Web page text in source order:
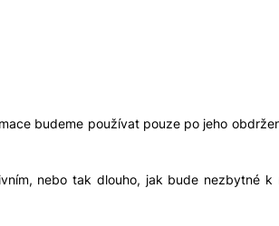
budeme používat pouze po jeho
nebo tak dlouho, jak bude nezbytné